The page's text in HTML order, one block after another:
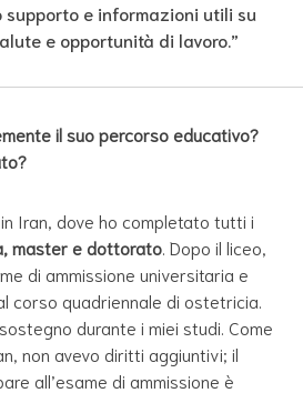
e informazioni utili su
e opportunità di lavoro.”
il suo percorso educativo?
Iran, dove ho completato tutti i
master e dottorato . Dopo il liceo,
di ammissione universitaria e
corso quadriennale di ostetricia.
durante i miei studi. Come
non avevo diritti aggiuntivi; il
all’esame di ammissione è